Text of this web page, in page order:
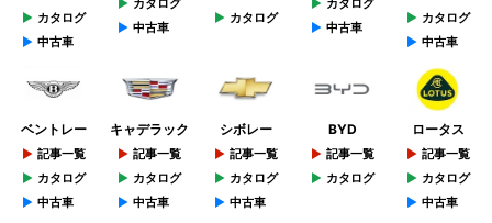
カタログ
中古車
中古車
カタログ
中古車
カタログ
中古車
ベントレー
記事一覧
カタログ
中古車
キャデラック
記事一覧
カタログ
中古車
シボレー
記事一覧
カタログ
中古車
BYD
記事一覧
カタログ
ロータス
記事一覧
カタログ
中古車